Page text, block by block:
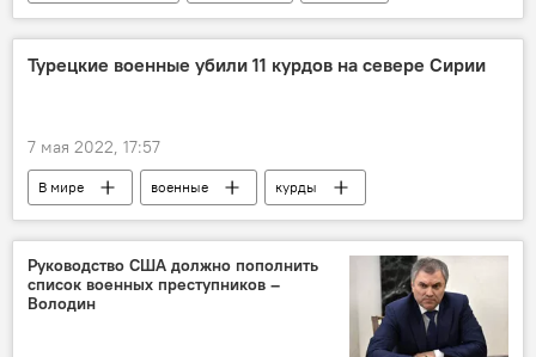
автомобиль
Турецкие военные убили 11 курдов на севере Сирии
7 мая 2022, 17:57
В мире военные
курды
Сирия
Руководство США должно пополнить
список военных преступников –
Володин